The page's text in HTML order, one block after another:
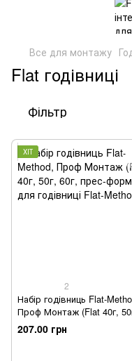
Все для монтажу
Flat годівниці
Фільтр
ХІТ
2
Набір годівниць Flat-
Проф Монтаж (Flat 40г,
60г, прес-форма для
годівниці Flat-Method)
207.00 грн